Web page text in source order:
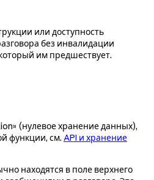
или доступность
без инвалидации
им предшествует.
(нулевое хранение данных),
функции, см. API и хранение
находятся в поле верхнего